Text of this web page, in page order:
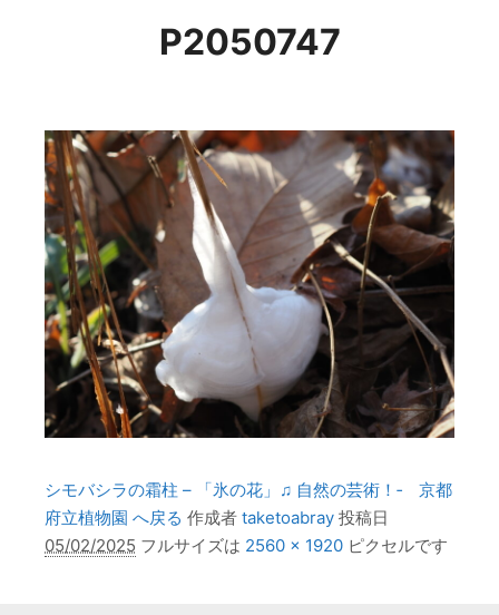
P2050747
シモバシラの霜柱 – 「氷の花」♫ 自然の芸術！‐ 京都
府立植物園 へ戻る 作成者 taketoabray 投稿日
05/02/2025 フルサイズは 2560 × 1920 ピクセルです